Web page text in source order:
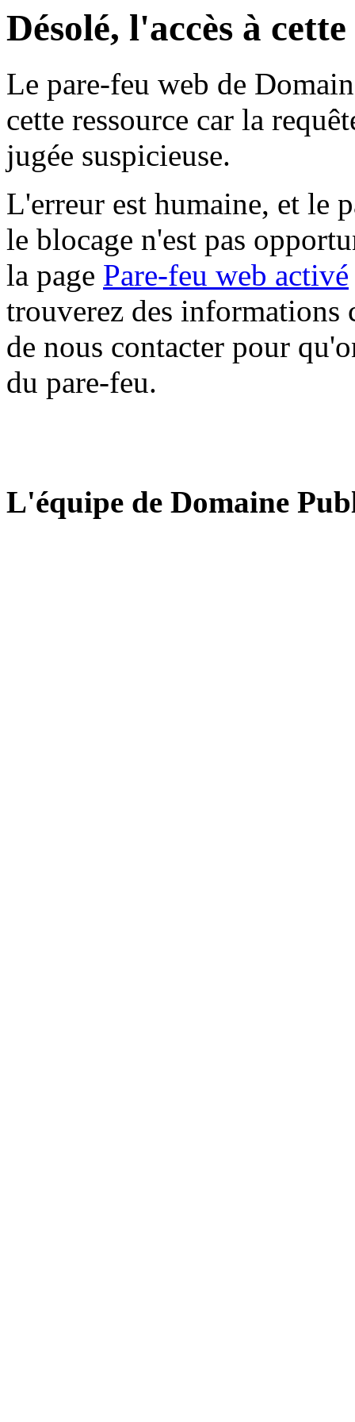
Désolé, l'accès à
Le pare-feu web de
cette ressource car la
jugée suspicieuse.
L'erreur est humaine, et le
le blocage n'est pas
la page Pare-feu web activé
trouverez des informations
de nous contacter pour
du pare-feu.
L'équipe de Domaine